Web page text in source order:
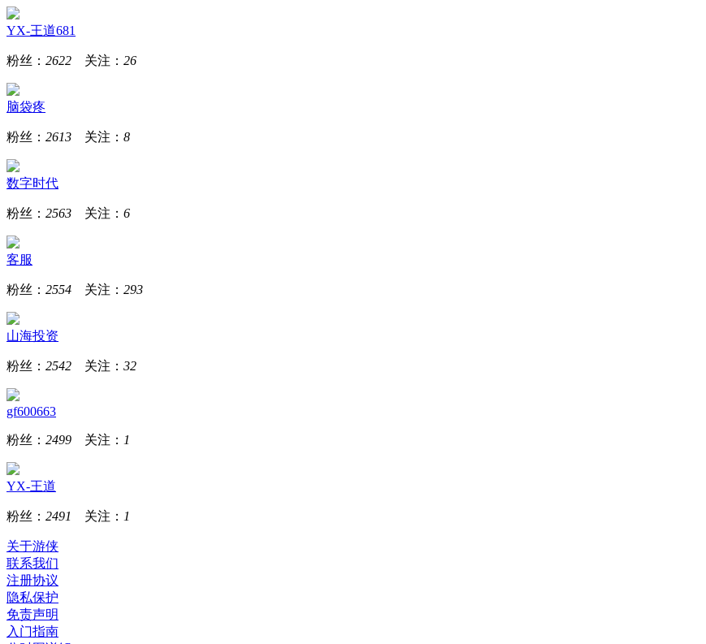
YX-王道681
粉丝： 2622 关注： 26
脑袋疼
粉丝： 2613 关注： 8
数字时代
粉丝： 2563 关注： 6
客服
粉丝： 2554 关注： 293
山海投资
粉丝： 2542 关注： 32
gf600663
粉丝： 2499 关注： 1
YX-王道
粉丝： 2491 关注： 1
关于游侠
联系我们
注册协议
隐私保护
免责声明
入门指南